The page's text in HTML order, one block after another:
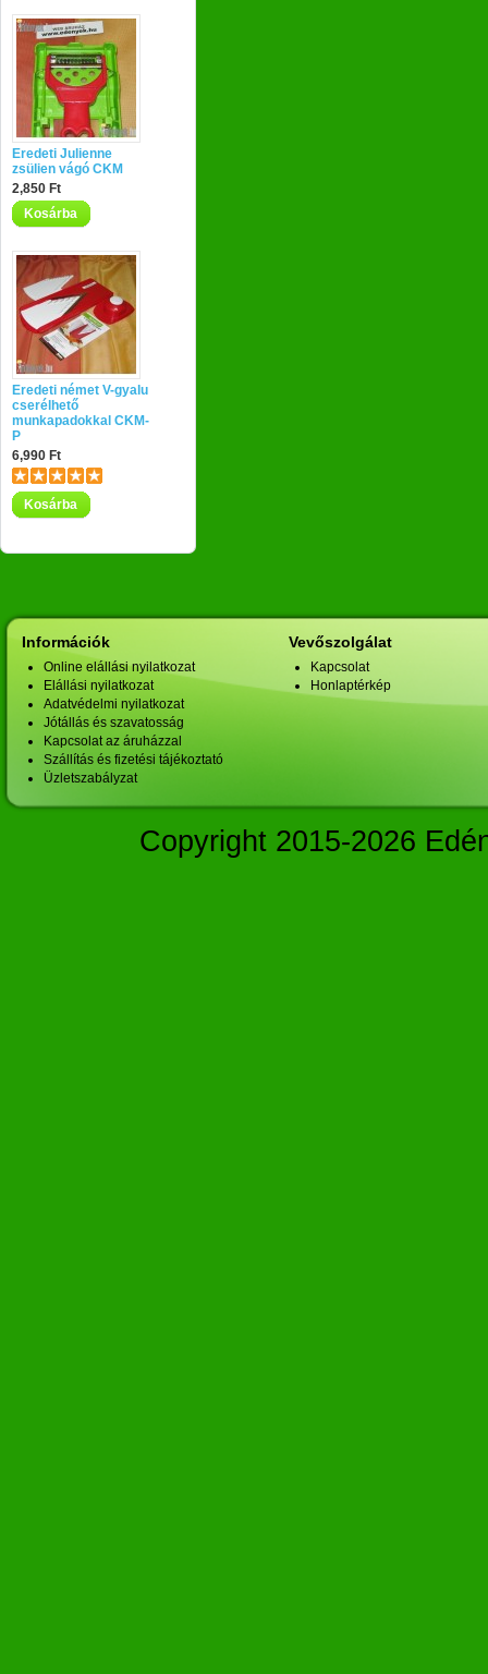
Eredeti Julienne
zsülien vágó CKM
2,850 Ft
Kosárba
Eredeti német V-gyalu
cserélhető
munkapadokkal CKM-
P
6,990 Ft
Kosárba
Információk
Online elállási nyilatkozat
Elállási nyilatkozat
Adatvédelmi nyilatkozat
Jótállás és szavatosság
Kapcsolat az áruházzal
Szállítás és fizetési tájékoztató
Üzletszabályzat
Vevőszolgálat
Kapcsolat
Honlaptérkép
Copyright 2015-2026